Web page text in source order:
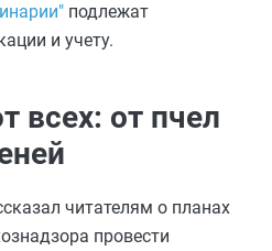
подлежат
и учету.
всех: от пчел
читателям о планах
провести